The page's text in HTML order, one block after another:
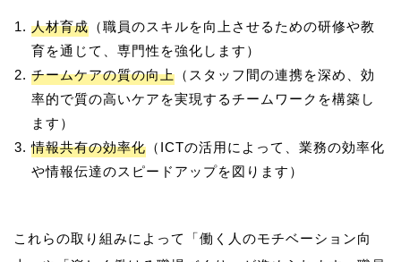
人材育成 （職員のスキルを向上させるための研修や教
育を通じて、専門性を強化します）
チームケアの質の向上 （スタッフ間の連携を深め、効
率的で質の高いケアを実現するチームワークを構築し
ます）
情報共有の効率化 （ICTの活用によって、業務の効率化
や情報伝達のスピードアップを図ります）
これらの取り組みによって「働く人のモチベーション向